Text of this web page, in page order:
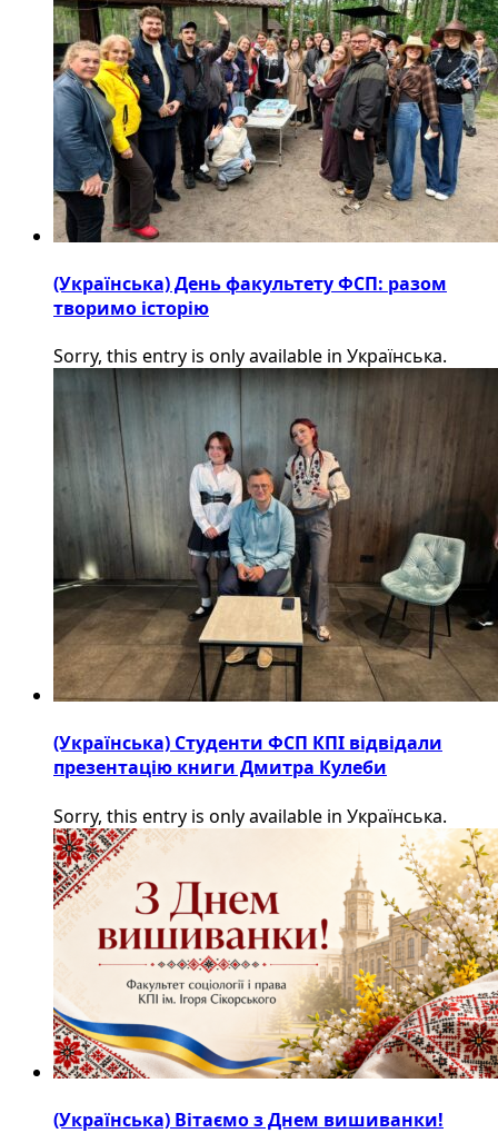
(Українська) День факультету ФСП: разом
творимо історію
Sorry, this entry is only available in Українська.
(Українська) Студенти ФСП КПІ відвідали
презентацію книги Дмитра Кулеби
Sorry, this entry is only available in Українська.
(Українська) Вітаємо з Днем вишиванки!